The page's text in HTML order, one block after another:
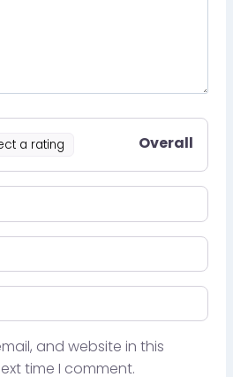
a rating Overall
and website in this
time I comment.